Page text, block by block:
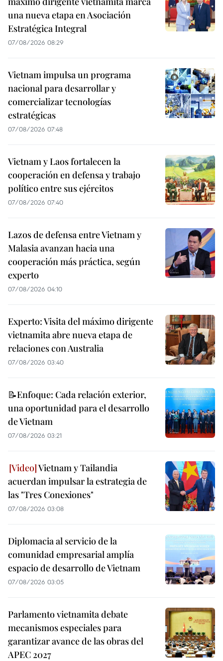
una nueva etapa en Asociación
Estratégica Integral
07/08/2026 08:29
Vietnam impulsa un programa
nacional para desarrollar y
comercializar tecnologías
estratégicas
07/08/2026 07:48
Vietnam y Laos fortalecen la
cooperación en defensa y trabajo
político entre sus ejércitos
07/08/2026 07:40
Lazos de defensa entre Vietnam y
Malasia avanzan hacia una
cooperación más práctica, según
experto
07/08/2026 04:10
Experto: Visita del máximo dirigente
vietnamita abre nueva etapa de
relaciones con Australia
07/08/2026 03:40
📝Enfoque: Cada relación exterior,
una oportunidad para el desarrollo
de Vietnam
07/08/2026 03:21
Vietnam y Tailandia
acuerdan impulsar la estrategia de
las "Tres Conexiones"
07/08/2026 03:08
Diplomacia al servicio de la
comunidad empresarial amplía
espacio de desarrollo de Vietnam
07/08/2026 03:05
Parlamento vietnamita debate
mecanismos especiales para
garantizar avance de las obras del
APEC 2027